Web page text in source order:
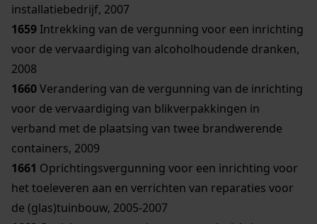
installatiebedrijf, 2007
1659 Intrekking van de vergunning voor een inrichting
voor de vervaardiging van alcoholhoudende dranken,
2008
1660Verandering van de vergunning van de inrichting
voor de vervaardiging van blikverpakkingen in
verband met de plaatsing van twee brandwerende
containers, 2009
1661 Oprichtingsvergunning voor een inrichting voor
het toeleveren aan en verrichten van reparaties voor
de (glas)tuinbouw, 2005-2007